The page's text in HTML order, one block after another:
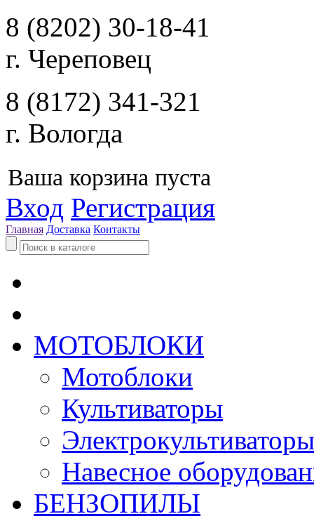
8 (8202) 30-18-41
г. Череповец
8 (8172) 341-321
г. Вологда
Ваша корзина пуста
Вход Регистрация
Главная Доставка Контакты
МОТОБЛОКИ
Мотоблоки
Культиваторы
Электрокультиваторы
Навесное
БЕНЗОПИЛЫ